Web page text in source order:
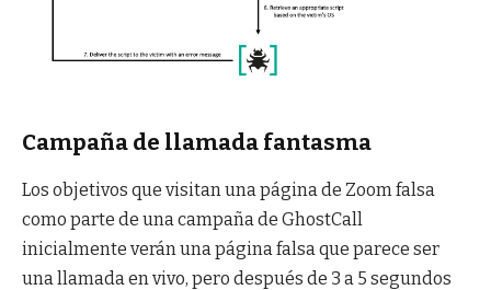
Campaña de llamada fantasma
Los objetivos que visitan una página de Zoom falsa
como parte de una campaña de GhostCall
inicialmente verán una página falsa que parece ser
una llamada en vivo, pero después de 3 a 5 segundos